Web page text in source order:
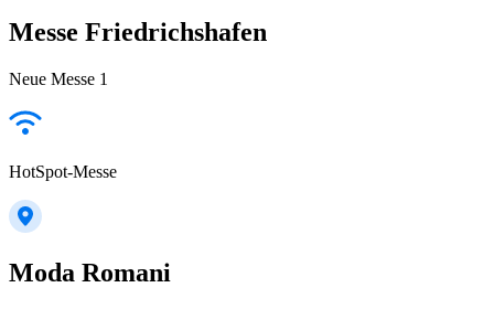
Messe Friedrichshafen
Neue Messe 1
HotSpot-Messe
Moda Romani